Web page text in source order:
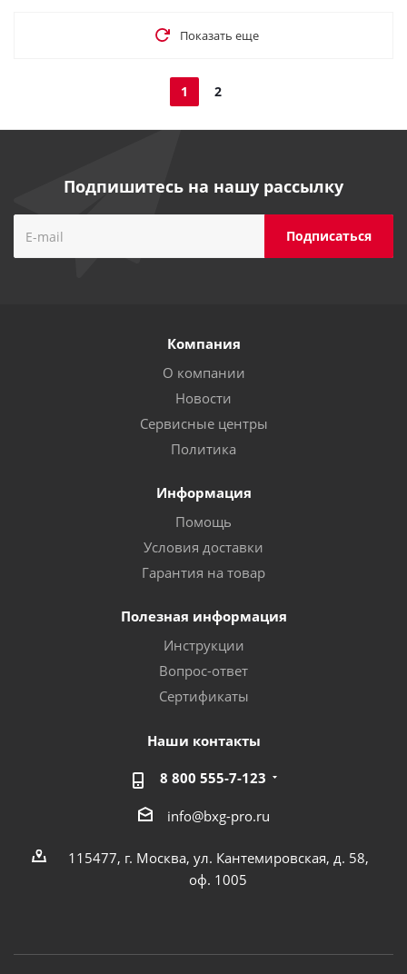
Показать еще
1 2
Подпишитесь на нашу рассылку
Компания
О компании
Новости
Сервисные центры
Политика
Информация
Помощь
Условия доставки
Гарантия на товар
Полезная информация
Инструкции
Вопрос-ответ
Сертификаты
Наши контакты
8 800 555-7-123
info@bxg-pro.ru
115477, г. Москва, ул. Кантемировская, д. 58,
оф. 1005